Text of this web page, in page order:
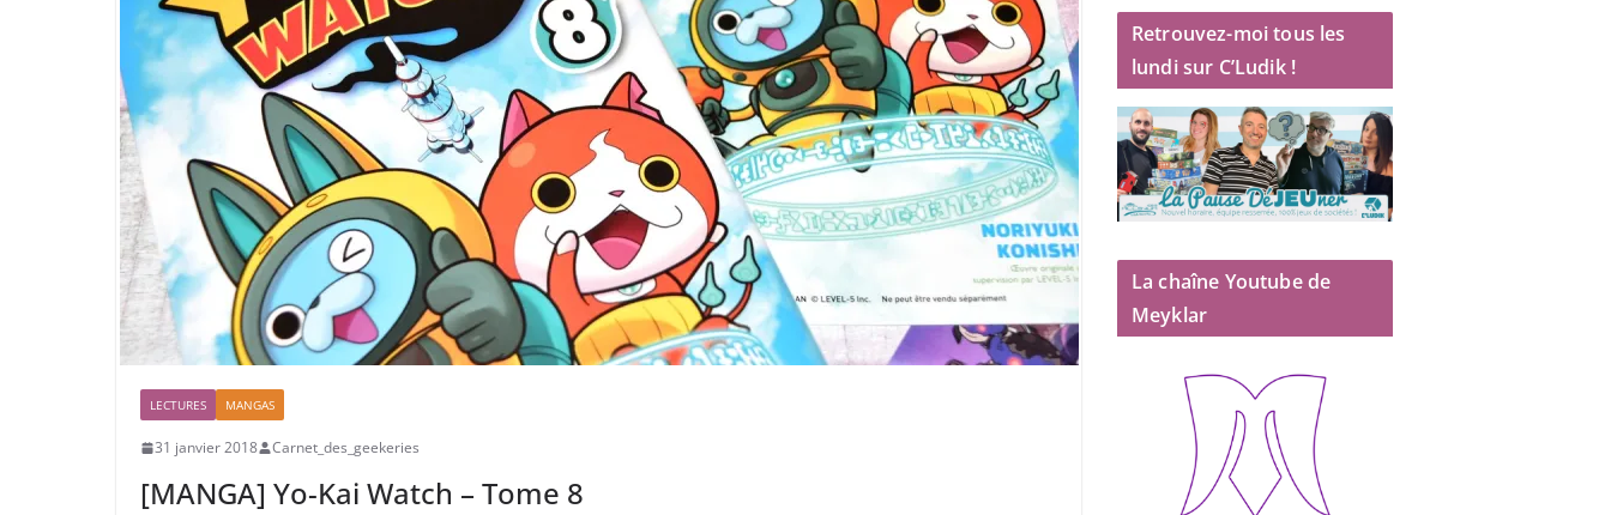
LECTURES MANGAS
31 janvier 2018 Carnet_des_geekeries
[MANGA] Yo-Kai Watch – Tome 8
Retrouvez-moi tous les
lundi sur C’Ludik !
La chaîne Youtube de
Meyklar